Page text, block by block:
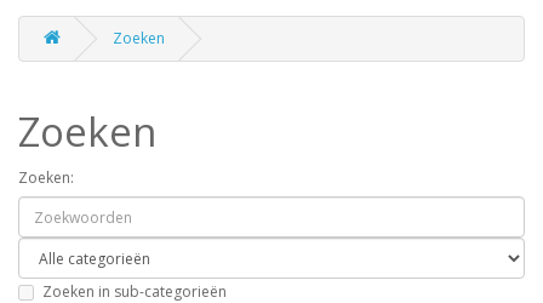
Zoeken
Zoeken
Zoeken:
Zoeken in sub-categorieën